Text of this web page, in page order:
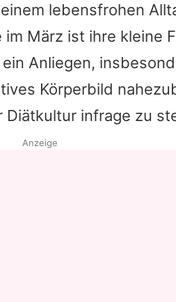
lebensfrohen
März ist ihre kleine
Anliegen,
Körperbild
infrage zu
Anzeige